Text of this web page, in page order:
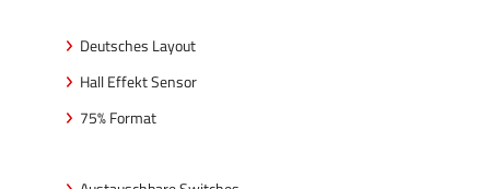
Deutsches Layout
Hall Effekt Sensor
75% Format